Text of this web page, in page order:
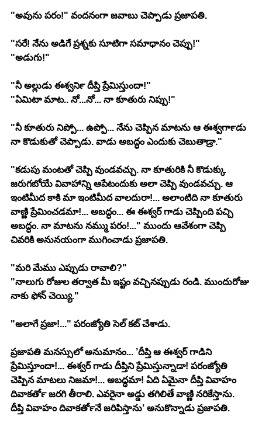
"అవును పరం!" వందనంగా జవాబు చెప్పాడు ప్రజాపతి.
"సరే! నేను అడిగే ప్రశ్నకు సూటిగా సమాధానం చెప్పు!"
"అడుగు!"
"నీ అల్లుడు ఈశ్వర్‍ని దీప్తి ప్రేమిస్తుందా!"
"ఏమిటా మాట.. నో...నో... నా కూతురు నిప్పు!"
"నీ కూతురు నిప్పో... ఉప్పో... నేను చెప్పిన మాటను ఆ ఈశ్వర్‍గాడు
నా కొడుకుతో చెప్పాడు. వాడు అబద్ధం ఎందుకు చెబుతాడ్రా."
"కడుపు మంటతో చెప్పి వుండవచ్చు. నా కూతురికి నీ కొడుక్కు
జరుగబోయే వివాహాన్ని ఆపేటందుకు అలా చెప్పి వుండవచ్చు. ఆ
ఇంటిమీద కాకి మా ఇంటిమీద వాలదురా!... అలాంటిది నా కూతురు
వాణ్ణి ప్రేమించడమా!... అబద్ధం... ఈ ఈశ్వర్ గాడు చెప్పింది పచ్చి
అబద్ధం. నా మాటను నమ్ము పరం!..." ముందు ఆవేశంగా చెప్పి
చివరికి అనునయంగా ముగించాడు ప్రజాపతి.
"మరి మేము ఎప్పుడు రావాలి?"
"నాలుగు రోజుల తర్వాత మీ ఇష్టం వచ్చినప్పుడు రండి. ముందురోజు
నాకు ఫోన్ చెయ్యి."
"అలాగే ప్రజా!..." పరంజ్యోతి సెల్ కట్ చేశాడు.
ప్రజాపతి మనస్సులో అనుమానం... ’దీప్తి ఆ ఈశ్వర్ గాడిని
ప్రేమిస్తూందా!... ఈశ్వర్ గాడు దీప్తిని ప్రేమిస్తున్నాడా! పరంజ్యోతి
చెప్పిన మాటలు నిజమా!... అబద్ధమా! ఏది ఏమైనా దీప్తి వివాహం
దివాకర్‍తో జరగి తీరాలి. ఎవరైనా అడ్డు తగిలితే వాణ్ణి నరికేస్తాను.
దీప్తి వివాహం దివాకర్‍తోనే జరిపిస్తాను’ అనుకొన్నాడు ప్రజాపతి.